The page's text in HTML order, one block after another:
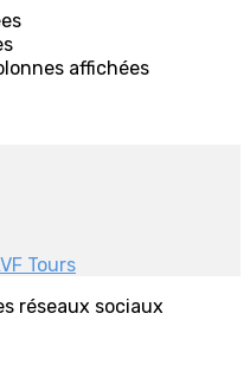
affichées
Tours
réseaux sociaux